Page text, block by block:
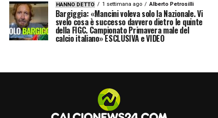
HANNO DETTO 1 settimana ago Alberto Petrosilli
Bargiggia: «Mancini voleva solo la Nazionale. Vi
svelo cosa è successo davvero dietro le quinte
della FIGC. Campionato Primavera male del
calcio italiano» ESCLUSIVA e VIDEO